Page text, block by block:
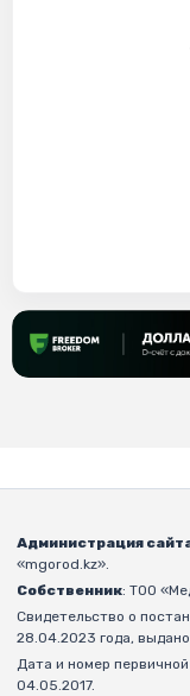
Администрация
«mgorod.kz».
Собственник: ТОО
Свидетельство о
28.04.2023 года,
Дата и номер
04.05.2017.